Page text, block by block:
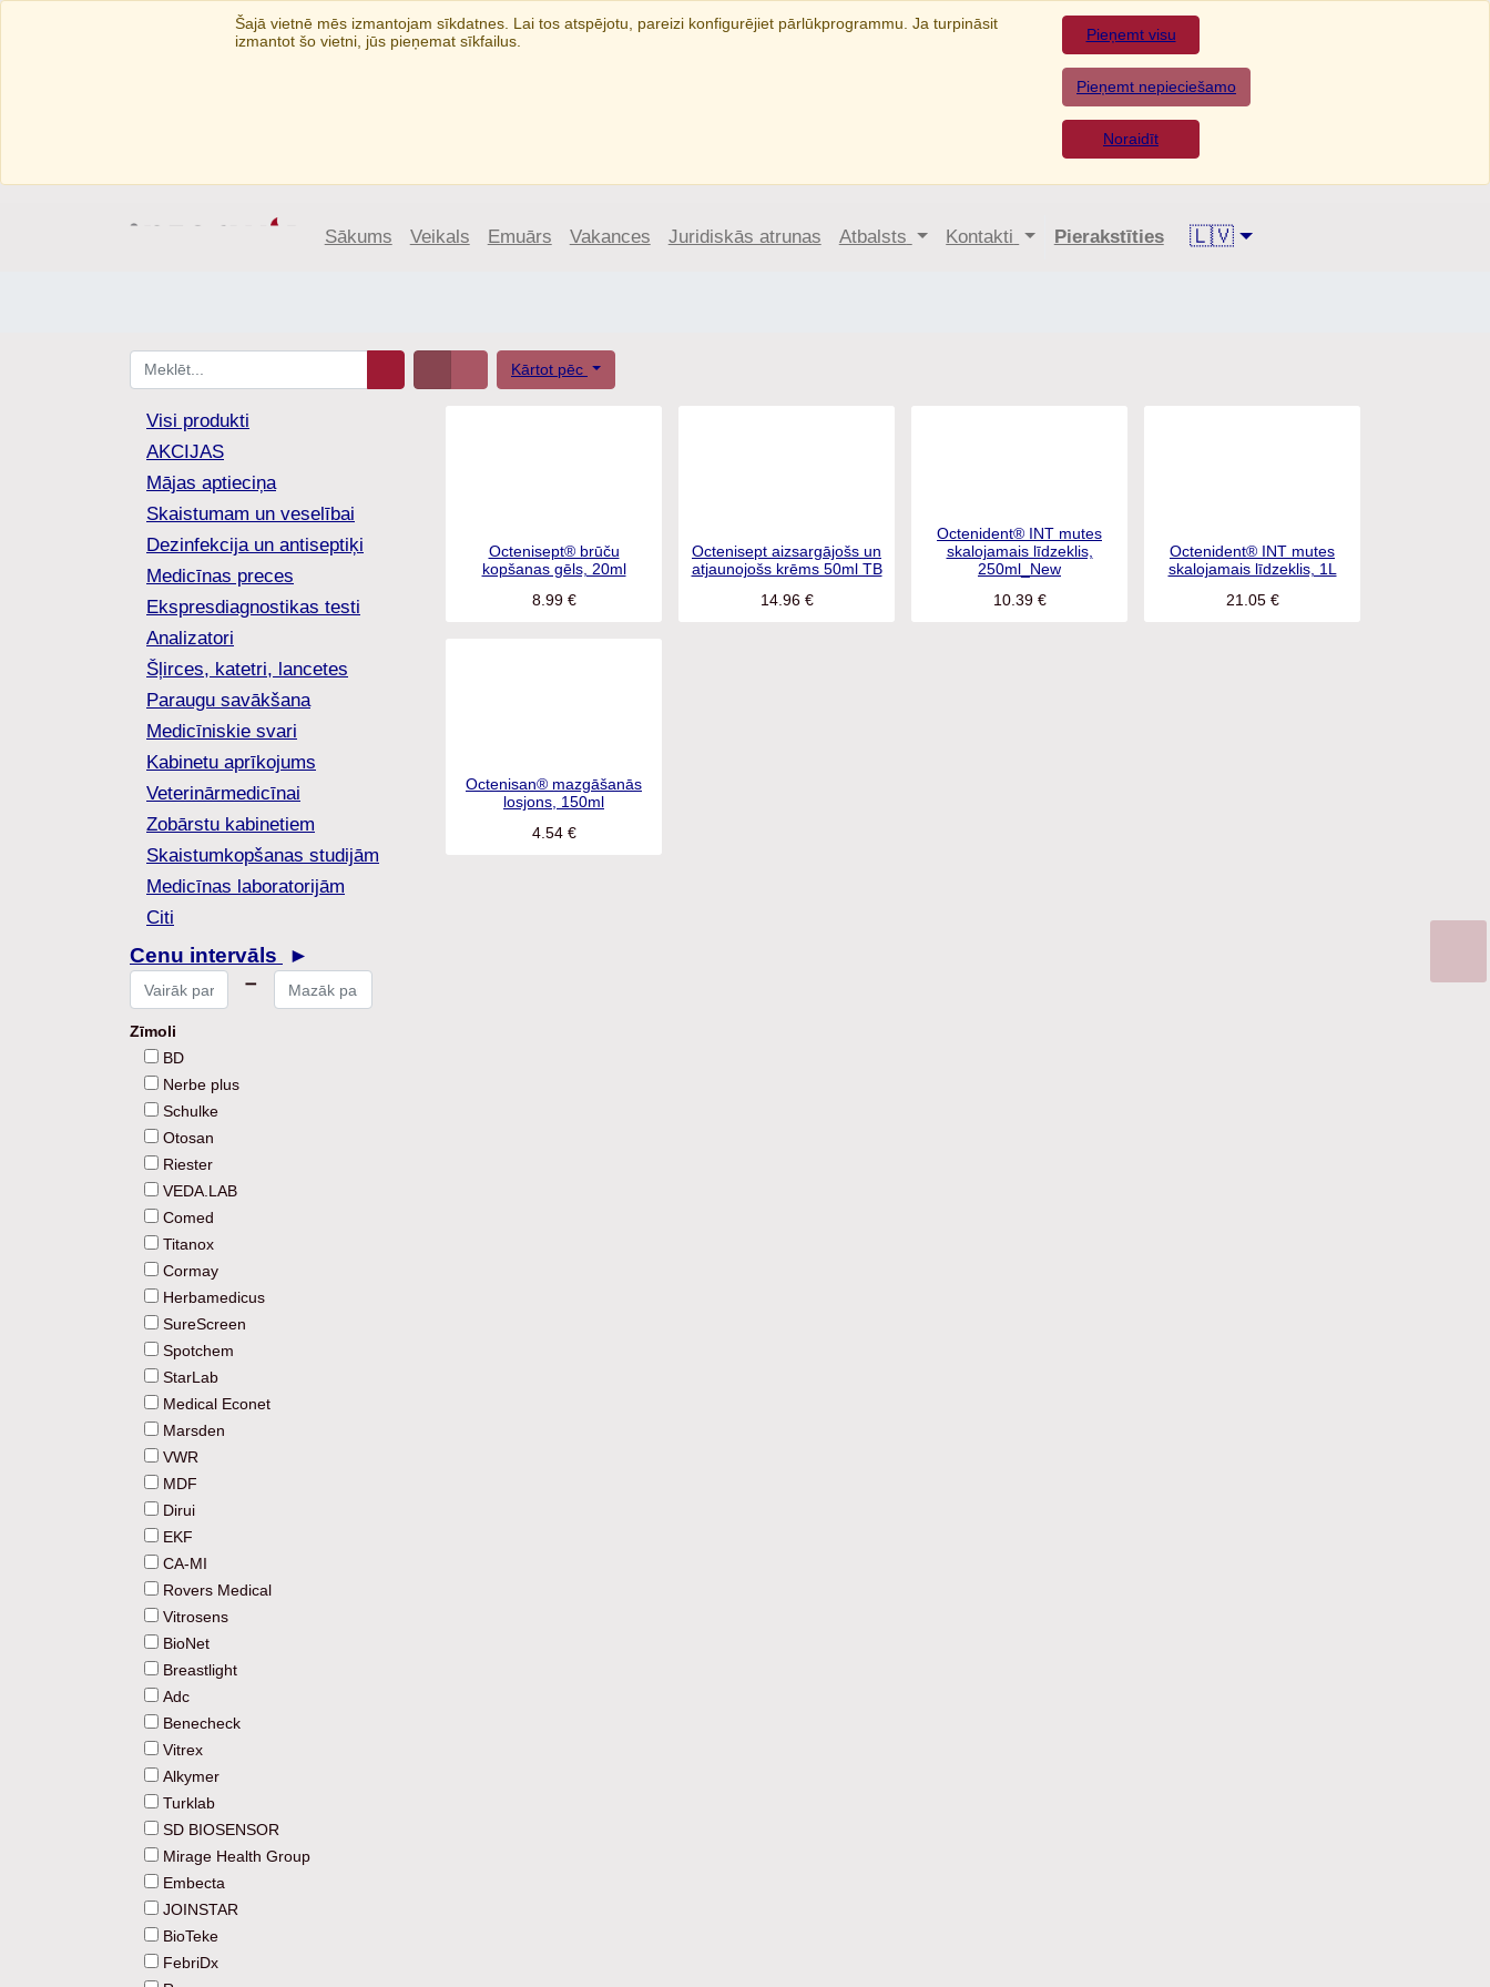
Šajā vietnē mēs izmantojam sīkdatnes. Lai tos atspējotu, pareizi konfigurējiet pārlūkprogrammu. Ja turpināsit
izmantot šo vietni, jūs pieņemat sīkfailus.
Pieņemt visu
Pieņemt nepieciešamo
Noraidīt
Sākums Veikals Emuārs Vakances Juridiskās atrunas Atbalsts Kontakti Pierakstīties 🇱🇻
Kārtot pēc
Visi produkti
AKCIJAS
Mājas aptieciņa
Skaistumam un veselībai
Dezinfekcija un antiseptiķi
Medicīnas preces
Ekspresdiagnostikas testi
Analizatori
Šļirces, katetri, lancetes
Paraugu savākšana
Medicīniskie svari
Kabinetu aprīkojums
Veterinārmedicīnai
Zobārstu kabinetiem
Skaistumkopšanas
studijām
Medicīnas laboratorijām
Cenu intervāls ►
Zīmoli
BD
Nerbe plus
Schulke
Otosan
Riester
VEDA.LAB
Comed
Titanox
Cormay
Herbamedicus
SureScreen
Spotchem
StarLab
Medical Econet
Marsden
VWR
MDF
Dirui
EKF
CA-MI
Rovers Medical
Vitrosens
BioNet
Breastlight
Adc
Benecheck
Vitrex
Alkymer
Turklab
SD BIOSENSOR
Mirage Health Group
Embecta
JOINSTAR
BioTeke
Octenisept® brūču
kopšanas gēls, 20ml
8.99€
atjaunojošs krēms 50ml
TB
14.96€
Octenident® INT mutes
skalojamais līdzeklis,
250ml_New
10.39€
Octenident® INT mutes
skalojamais līdzeklis, 1L
21.05€
Octenisan® mazgāšanās
losjons, 150ml
4.54€